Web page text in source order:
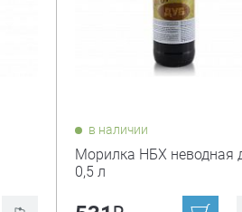
в наличии
Морилка НБХ неводная
0,5 л